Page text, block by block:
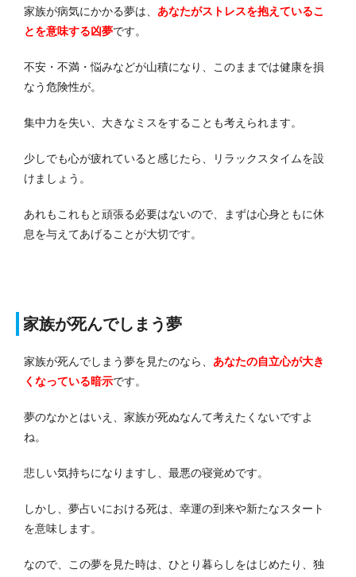
家族が病気にかかる夢は、 あなたがストレスを抱えているこ
とを意味する凶夢です。
不安・不満・悩みなどが山積になり、このままでは健康を損
なう危険性が。
集中力を失い、大きなミスをすることも考えられます。
少しでも心が疲れていると感じたら、リラックスタイムを設
けましょう。
あれもこれもと頑張る必要はないので、まずは心身ともに休
息を与えてあげることが大切です。
家族が死んでしまう夢
家族が死んでしまう夢を見たのなら、 あなたの自立心が大き
くなっている暗示です。
夢のなかとはいえ、家族が死ぬなんて考えたくないですよ
ね。
悲しい気持ちになりますし、最悪の寝覚めです。
しかし、夢占いにおける死は、幸運の到来や新たなスタート
を意味します。
なので、この夢を見た時は、ひとり暮らしをはじめたり、独